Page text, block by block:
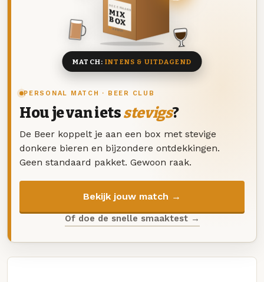
PERSONAL MATCH · BEER CLUB
Hou je van ietsstevigs?
De Beer koppelt je aan een box met stevige
donkere bieren en bijzondere ontdekkingen.
Geen standaard pakket. Gewoon raak.
Bekijk jouw match →
Of doe de snelle smaaktest →
DEZE MAAND
MIX
BOX
8 BIEREN
MATCH:INTENS & UITDAGEND